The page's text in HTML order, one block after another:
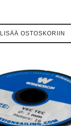
LISÄÄ OSTOSKORIIN